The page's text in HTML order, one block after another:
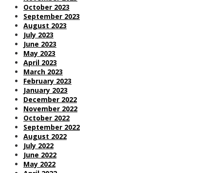
October 2023
September 2023
August 2023
July 2023
June 2023
May 2023
April 2023
March 2023
February 2023
January 2023
December 2022
November 2022
October 2022
September 2022
August 2022
July 2022
June 2022
May 2022